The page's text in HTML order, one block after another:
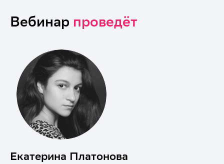
Вебинар проведёт
Екатерина Платонова